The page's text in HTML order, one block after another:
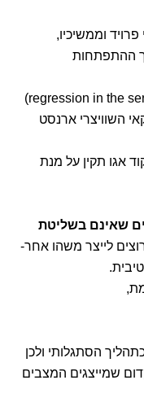
וממשיכיו,
ההתפתחות
רגרסיה בשירות האני (regression in the service of the ego)
השוויצרי ארנסט
אגו תקין על מנת
שאינם בשליטת
לייצר משהו אחר-
הסתגלותי ולכן
שמייצגים המצבים